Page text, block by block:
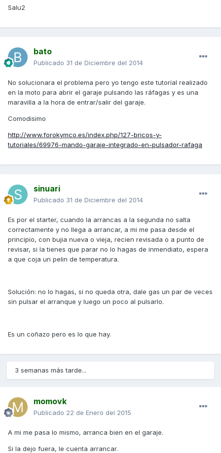
Salu2
bato
Publicado 31 de Diciembre del 2014
No solucionara el problema pero yo tengo este tutoríal realizado
en la moto para abrir el garaje pulsando las ráfagas y es una
maravilla a la hora de entrar/salir del garaje.
Comodisimo
http://www.forokymco.es/index.php/127-bricos-y-
tutoriales/69976-mando-garaje-integrado-en-pulsador-rafaga
sinuari
Publicado 31 de Diciembre del 2014
Es por el starter, cuando la arrancas a la segunda no salta
correctamente y no llega a arrancar, a mi me pasa desde el
principio, con bujia nueva o vieja, recien revisada o a punto de
revisar, si la tienes que parar no lo hagas de inmendiato, espera
a que coja un pelin de temperatura.
Solución: no lo hagas, si no queda otra, dale gas un par de veces
sin pulsar el arranque y luego un poco al pulsarlo.
Es un coñazo pero es lo que hay.
3 semanas más tarde...
momovk
Publicado 22 de Enero del 2015
A mi me pasa lo mismo, arranca bien en el garaje.
Si la dejo fuera, le cuenta arrancar.